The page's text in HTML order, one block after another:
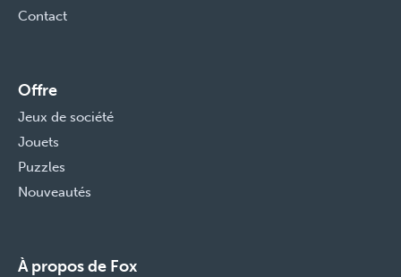
Contact
Offre
Jeux de société
Jouets
Puzzles
Nouveautés
À propos de Fox